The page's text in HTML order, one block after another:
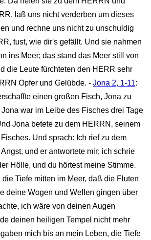
laß uns nicht verderben um dieses
und rechne uns nicht zu unschuldig
tust, wie dir's gefällt. Und sie nahmen
ins Meer; das stand das Meer still von
die Leute fürchteten den HERR sehr
Opfer und Gelübde. - Jona 2, 1-11:
einen großen Fisch, Jona zu
war im Leibe des Fisches drei Tage
Jona betete zu dem HERRN, seinem
Und sprach: Ich rief zu dem
und er antwortete mir; ich schrie
Hölle, und du hörtest meine Stimme.
die Tiefe mitten im Meer, daß die Fluten
deine Wogen und Wellen gingen über
ich wäre von deinen Augen
deinen heiligen Tempel nicht mehr
mich bis an mein Leben, die Tiefe